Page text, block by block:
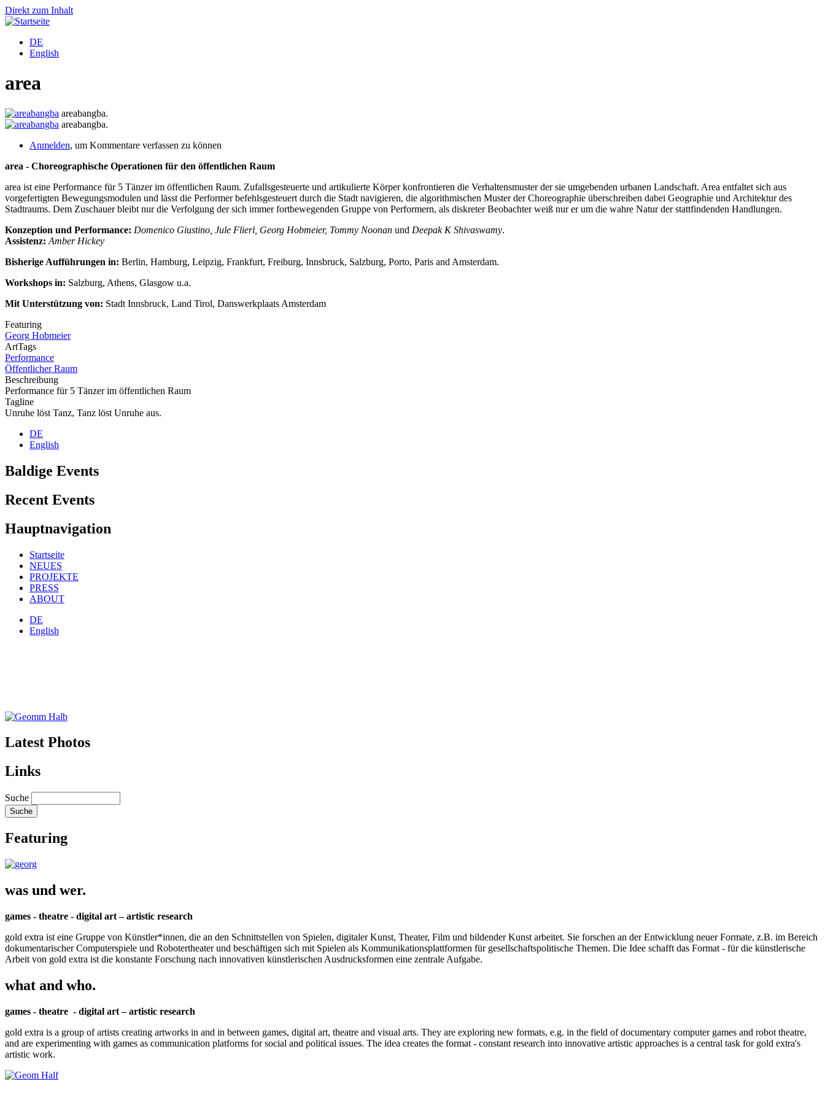
Direkt zum Inhalt
DE
English
area
areabangba.
areabangba.
Anmelden, um Kommentare verfassen zu können
area - Choreographische Operationen für den öffentlichen Raum
area ist eine Performance für 5 Tänzer im öffentlichen Raum. Zufallsgesteuerte und artikulierte Körper konfrontieren die Verhaltensmuster der sie umgebenden urbanen Landschaft. Area entfaltet sich aus
vorgefertigten Bewegungsmodulen und lässt die Performer befehlsgesteuert durch die Stadt navigieren, die algorithmischen Muster der Choreographie überschreiben dabei Geographie und Architektur des
Stadtraums. Dem Zuschauer bleibt nur die Verfolgung der sich immer fortbewegenden Gruppe von Performern, als diskreter Beobachter weiß nur er um die wahre Natur der stattfindenden Handlungen.
Konzeption und Performance: Domenico Giustino, Jule Flierl, Georg Hobmeier, Tommy Noonan und Deepak K Shivaswamy.
Assistenz: Amber Hickey
Bisherige Aufführungen in: Berlin, Hamburg, Leipzig, Frankfurt, Freiburg, Innsbruck, Salzburg, Porto, Paris and Amsterdam.
Workshops in: Salzburg, Athens, Glasgow u.a.
Mit Unterstützung von: Stadt Innsbruck, Land Tirol, Danswerkplaats Amsterdam
Featuring
Georg Hobmeier
ArtTags
Performance
Öffentlicher Raum
Beschreibung
Performance für 5 Tänzer im öffentlichen Raum
Tagline
Unruhe löst Tanz, Tanz löst Unruhe aus.
DE
English
Baldige Events
Recent Events
Hauptnavigation
Startseite
NEUES
PROJEKTE
PRESS
ABOUT
DE
English
Latest Photos
Links
Suche
Featuring
was und wer.
games - theatre - digital art – artistic research
gold extra ist eine Gruppe von Künstler*innen, die an den Schnittstellen von Spielen, digitaler Kunst, Theater, Film und bildender Kunst arbeitet. Sie forschen an der Entwicklung neuer Formate, z.B. im Bereich
dokumentarischer Computerspiele und Robotertheater und beschäftigen sich mit Spielen als Kommunikationsplattformen für gesellschaftspolitische Themen. Die Idee schafft das Format - für die künstlerische
Arbeit von gold extra ist die konstante Forschung nach innovativen künstlerischen Ausdrucksformen eine zentrale Aufgabe.
what and who.
games - theatre - digital art – artistic research
gold extra is a group of artists creating artworks in and in between games, digital art, theatre and visual arts. They are exploring new formats, e.g. in the field of documentary computer games and robot theatre,
and are experimenting with games as communication platforms for social and political issues. The idea creates the format - constant research into innovative artistic approaches is a central task for gold extra's
artistic work.